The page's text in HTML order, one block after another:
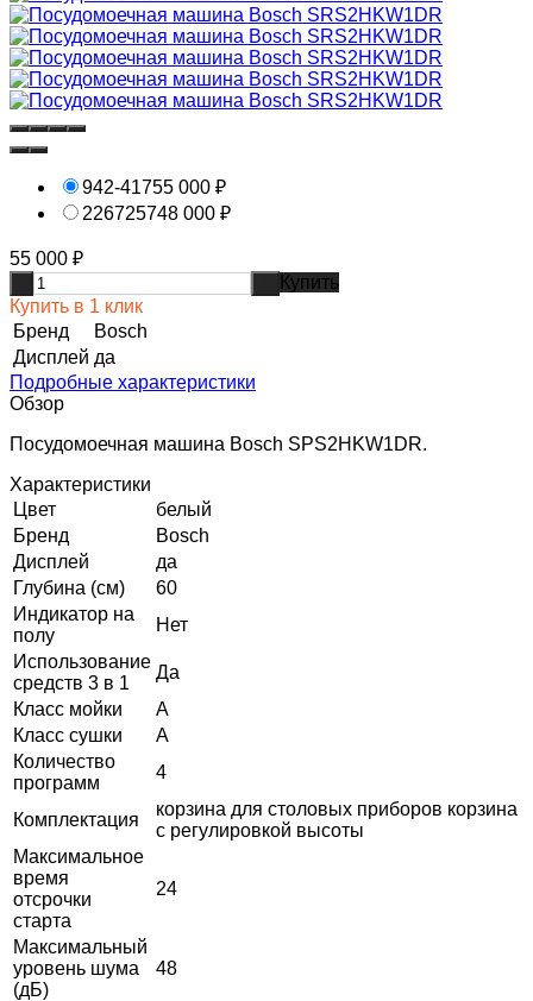
942-41755 000 ₽
226725748 000 ₽
55 000 ₽
Купить
Купить в 1 клик
Бренд
Bosch
Дисплей да
Подробные характеристики
Обзор
Посудомоечная машина Bosch SPS2HKW1DR.
Характеристики
Цвет
белый
Бренд
Bosch
Дисплей
да
Глубина (см)
60
Индикатор на
полу
Нет
Использование
средств 3 в 1
Да
Класс мойки
A
Класс сушки
A
Количество
программ
4
Комплектация
корзина для столовых приборов корзина
с регулировкой высоты
Максимальное
время
отсрочки
старта
24
Максимальный
уровень шума
(дБ)
48